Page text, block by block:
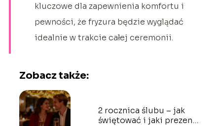
kluczowe dla zapewnienia komfortu i
pewności, że fryzura będzie wyglądać
idealnie w trakcie całej ceremonii.
Zobacz także:
2 rocznica ślubu – jak
świętować i jaki prezent